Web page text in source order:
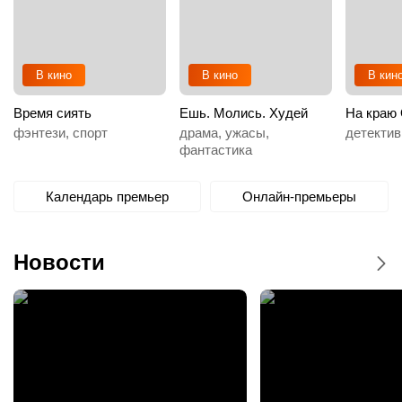
Календарь премьер Онлайн-премьеры
В кино
Время сиять
фэнтези, спорт
В кино
Ешь. Молись. Худей
драма, ужасы,
фантастика
В
На краю
Новости